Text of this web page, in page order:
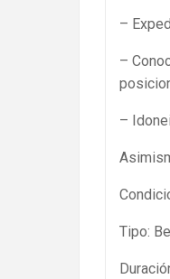
–
–
–
Tipo: